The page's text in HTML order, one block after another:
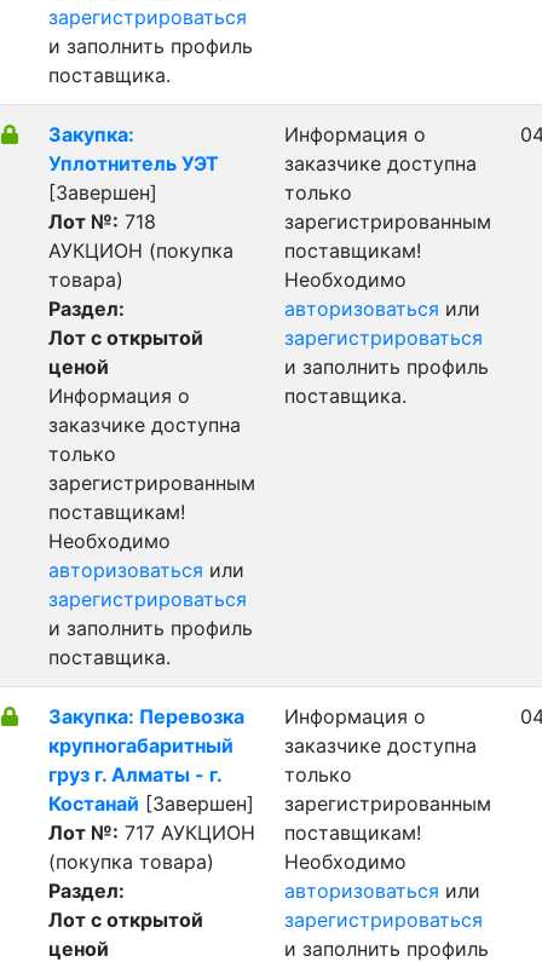
зарегистрироваться
и заполнить профиль
поставщика.
Закупка:
Уплотнитель УЭТ
[Завершен]
Лот №: 718
АУКЦИОН (покупка
товара)
Раздел:
Лот с открытой
ценой
Информация о
заказчике доступна
только
зарегистрированным
поставщикам!
Необходимо
авторизоваться или
зарегистрироваться
и заполнить профиль
поставщика.
Информация о
заказчике доступна
только
зарегистрированным
поставщикам!
Необходимо
авторизоваться или
зарегистрироваться
и заполнить профиль
поставщика.
Закупка: Перевозка
крупногабаритный
груз г. Алматы - г.
Костанай [Завершен]
Лот №: 717 АУКЦИОН
(покупка товара)
Раздел:
Лот с открытой
ценой
Информация о
заказчике доступна
только
зарегистрированным
поставщикам!
Необходимо
авторизоваться или
зарегистрироваться
и заполнить профиль